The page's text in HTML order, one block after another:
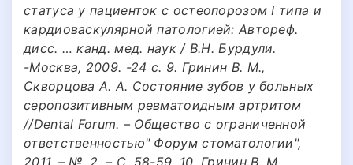
статуса у пациенток с остеопорозом I типа и
кардиоваскулярной патологией: Автореф.
дисс. … канд. мед. наук / В.Н. Бурдули.
-Москва, 2009. -24 с. 9. Гринин В. М.,
Скворцова А. А. Состояние зубов у больных
серопозитивным ревматоидным артритом
//Dental Forum. – Общество с ограниченной
ответственностью" Форум стоматологии",
2011. – №. 2. – С. 58-59. 10. Гринин В. М.,